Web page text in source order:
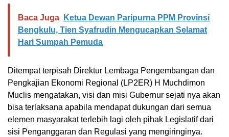
Baca Juga
Ketua Dewan Paripurna PPM Provinsi
Bengkulu, Tien Syafrudin Mengucapkan Selamat
Hari Sumpah Pemuda
Ditempat terpisah Direktur Lembaga Pengembangan dan
Pengkajian Ekonomi Regional (LP2ER) H Muchdimon
Muclis mengatakan, visi dan misi Gubernur sejati nya akan
bisa terlaksana apabila mendapat dukungan dari semua
elemen masyarakat terlebih lagi oleh pihak Legislatif dari
sisi Penganggaran dan Regulasi yang mengiringinya.